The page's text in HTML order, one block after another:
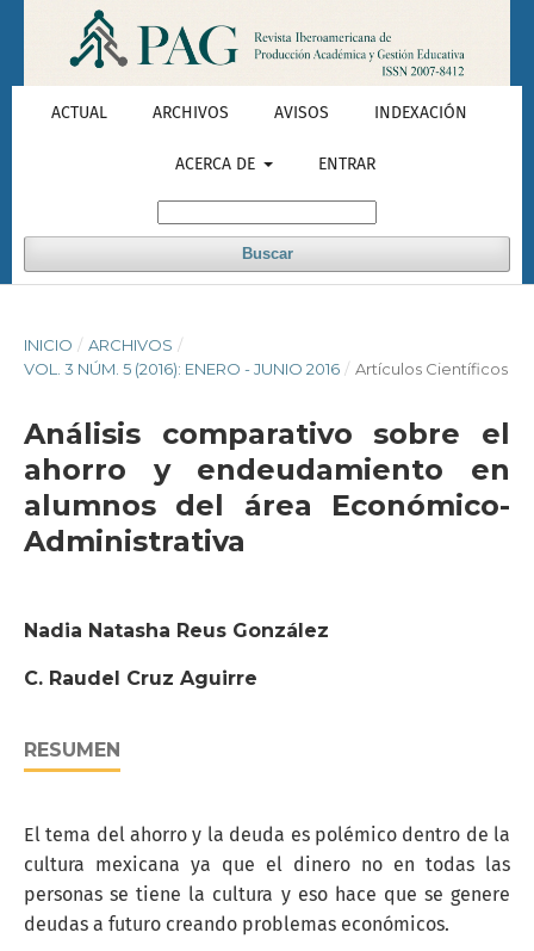
ACTUAL ARCHIVOS AVISOS INDEXACIÓN
ACERCA DE ENTRAR
Buscar
INICIO / ARCHIVOS /
VOL. 3 NÚM. 5 (2016): ENERO - JUNIO 2016 / Artículos Científicos
Análisis comparativo sobre el
ahorro y endeudamiento en
alumnos del área Económico-
Administrativa
Nadia Natasha Reus González
C. Raudel Cruz Aguirre
RESUMEN
El tema del ahorro y la deuda es polémico dentro de la
cultura mexicana ya que el dinero no en todas las
personas se tiene la cultura y eso hace que se genere
deudas a futuro creando problemas económicos.